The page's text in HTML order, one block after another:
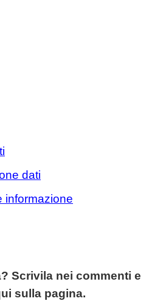
dati
informazione
Scrivila nei commenti e
sulla pagina.